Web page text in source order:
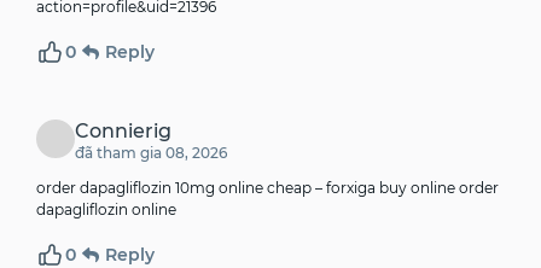
action=profile&uid=21396
0 Reply
Connierig
đã tham gia 08, 2026
order dapagliflozin 10mg online cheap – forxiga buy online order
dapagliflozin online
0 Reply